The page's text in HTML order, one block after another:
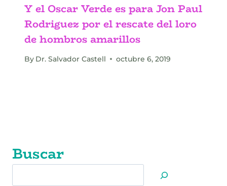
Y el Oscar Verde es para Jon Paul
Rodriguez por el rescate del loro
de hombros amarillos
By Dr. Salvador Castell octubre 6, 2019
Buscar